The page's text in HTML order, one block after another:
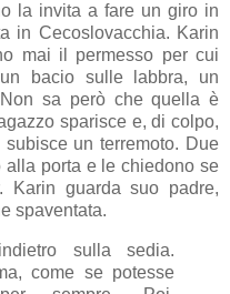
la invita a fare un giro in
in Cecoslovacchia. Karin
mai il permesso per cui
bacio sulle labbra, un
sa però che quella è
sparisce e, di colpo,
un terremoto. Due
porta e le chiedono se
Karin guarda suo padre,
spaventata.
sulla sedia.
come se potesse